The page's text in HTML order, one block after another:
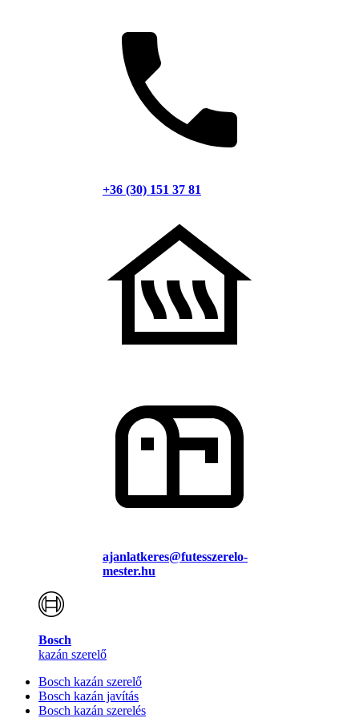
+36 (30) 151 37 81
ajanlatkeres@futesszerelo-
mester.hu
Bosch
kazán szerelő
Bosch kazán szerelő
Bosch kazán javítás
Bosch kazán szerelés